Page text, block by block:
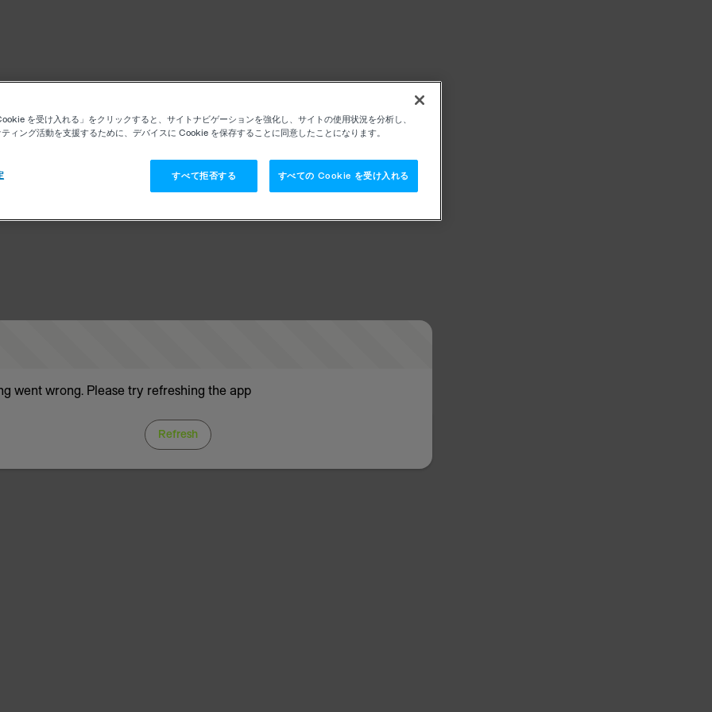
went wrong. Please try refreshing the app
Refresh
を受け入れる」をクリックすると、サイトナビゲーションを強化し、サイトの使用状況を分析し、
ィング活動を支援するために、デバイスに Cookie を保存することに同意したことになります。
すべて拒否する すべての Cookie を受け入れる